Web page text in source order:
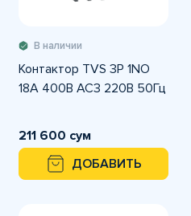
В наличии
Контактор TVS 3P 1NO
18А 400В AC3 220В 50Гц
211 600 сум
ДОБАВИТЬ